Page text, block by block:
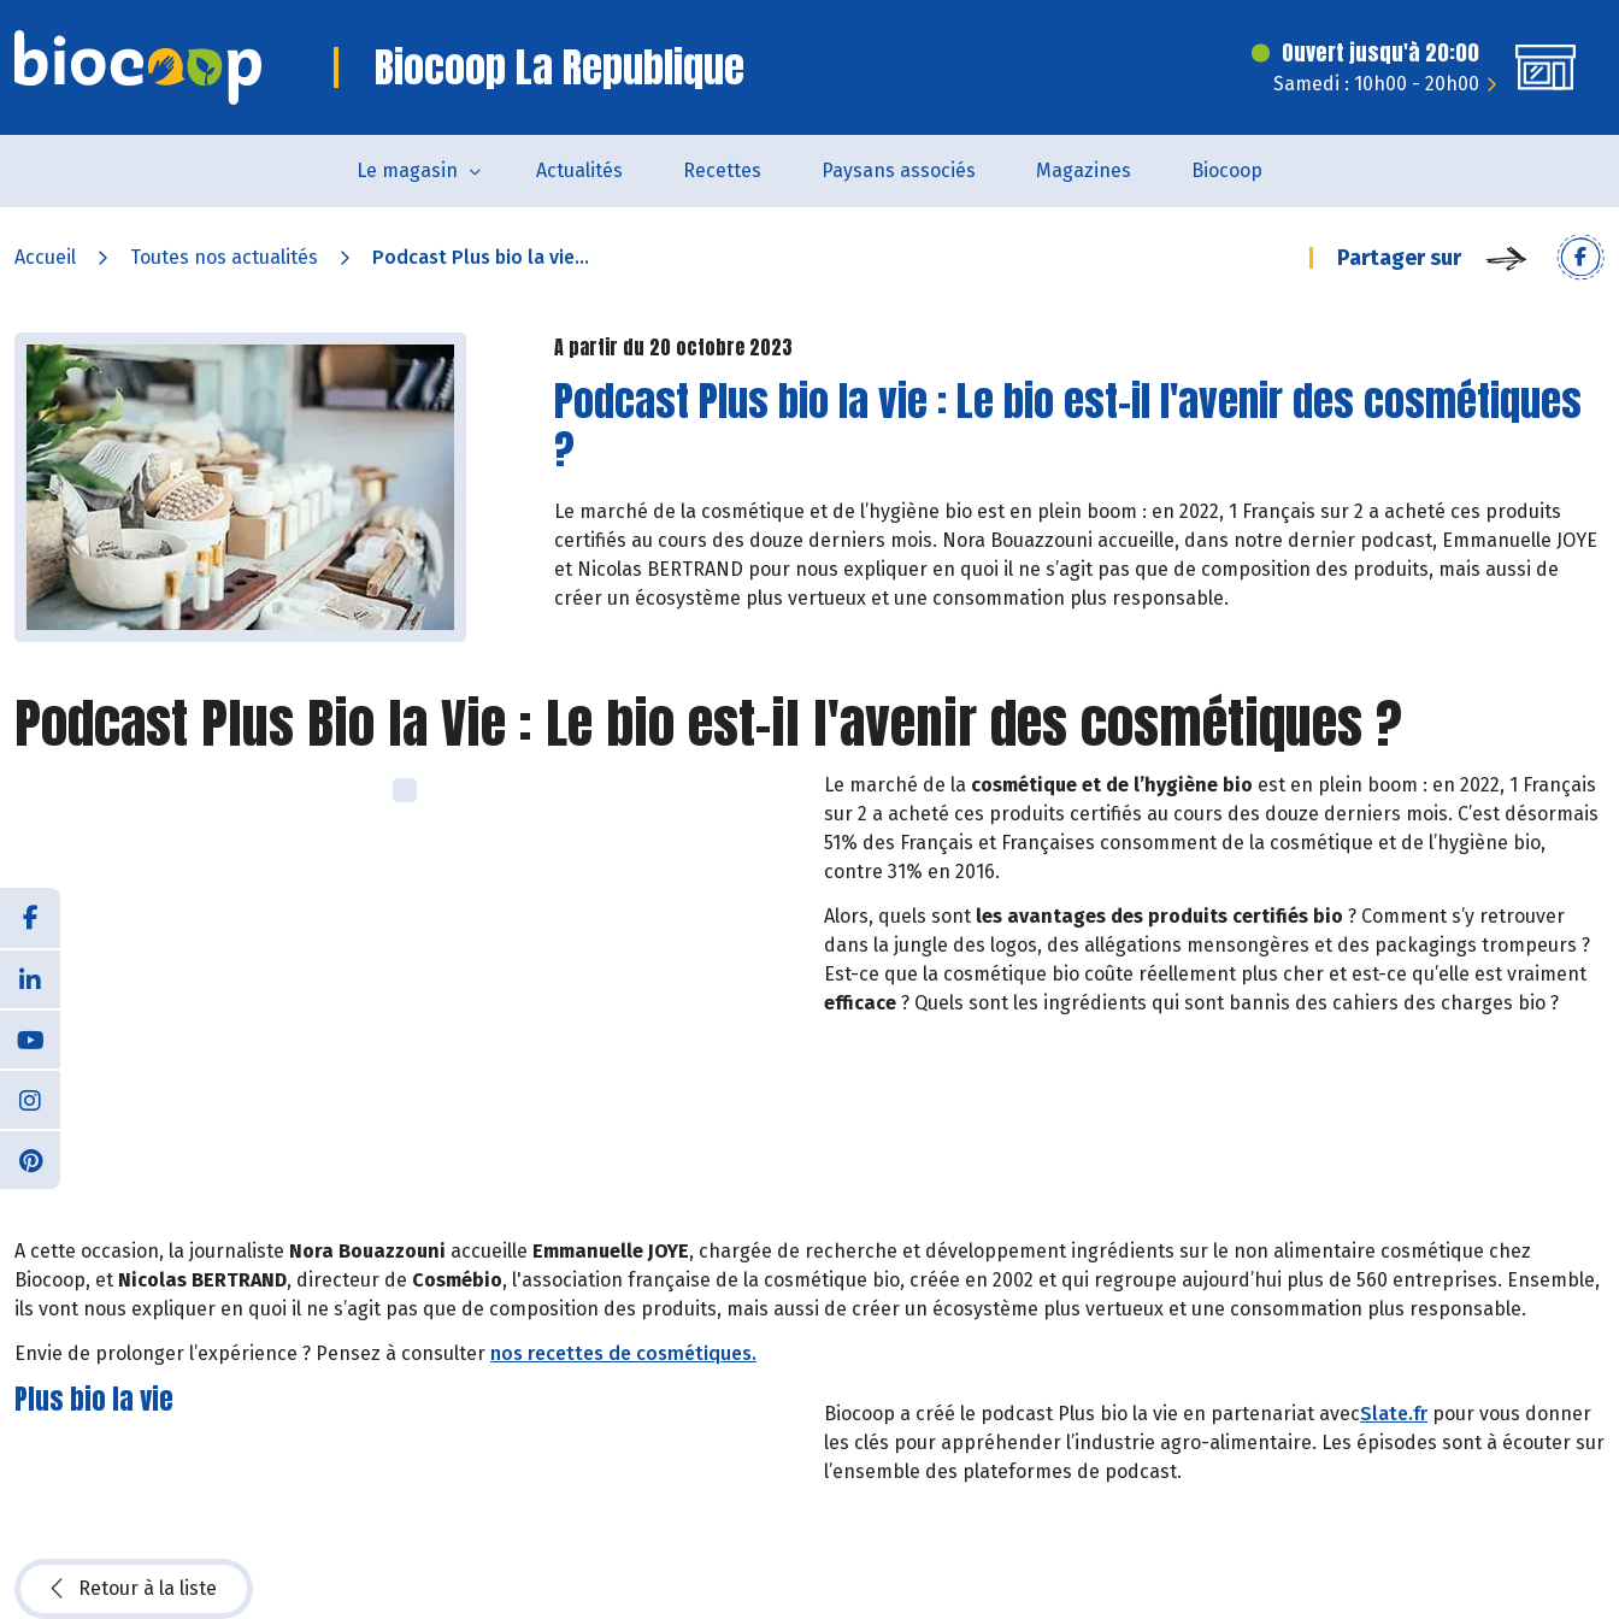
Biocoop La Republique Ouvert jusqu'à 20:00
Samedi : 10h00 - 20h00
Le magasin Actualités Recettes Paysans associés Magazines Biocoop
Accueil Toutes nos actualités Podcast Plus bio la vie... Partager sur
A partir du 20 octobre 2023
Podcast Plus bio la vie : Le bio est-il l'avenir des cosmétiques
?
Le marché de la cosmétique et de l’hygiène bio est en plein boom : en 2022, 1 Français sur 2 a acheté ces produits
certifiés au cours des douze derniers mois. Nora Bouazzouni accueille, dans notre dernier podcast, Emmanuelle JOYE
et Nicolas BERTRAND pour nous expliquer en quoi il ne s’agit pas que de composition des produits, mais aussi de
créer un écosystème plus vertueux et une consommation plus responsable.
Podcast Plus Bio la Vie : Le bio est-il l'avenir des cosmétiques ?
Le marché de la cosmétique et de l’hygiène bio est en plein boom : en 2022, 1 Français
sur 2 a acheté ces produits certifiés au cours des douze derniers mois. C’est désormais
51% des Français et Françaises consomment de la cosmétique et de l’hygiène bio,
contre 31% en 2016.
Alors, quels sont les avantages des produits certifiés bio ? Comment s’y retrouver
dans la jungle des logos, des allégations mensongères et des packagings trompeurs ?
Est-ce que la cosmétique bio coûte réellement plus cher et est-ce qu’elle est vraiment
efficace ? Quels sont les ingrédients qui sont bannis des cahiers des charges bio ?
A cette occasion, la journaliste Nora Bouazzouni accueille Emmanuelle JOYE, chargée de recherche et développement ingrédients sur le non alimentaire cosmétique chez
Biocoop, et Nicolas BERTRAND, directeur de Cosmébio, l'association française de la cosmétique bio, créée en 2002 et qui regroupe aujourd’hui plus de 560 entreprises. Ensemble,
ils vont nous expliquer en quoi il ne s’agit pas que de composition des produits, mais aussi de créer un écosystème plus vertueux et une consommation plus responsable.
Envie de prolonger l’expérience ? Pensez à consulter nos recettes de cosmétiques.
Plus bio la vie Biocoop a créé le podcast Plus bio la vie en partenariat avecSlate.fr pour vous donner
les clés pour appréhender l’industrie agro-alimentaire. Les épisodes sont à écouter sur
l’ensemble des plateformes de podcast.
Retour à la liste